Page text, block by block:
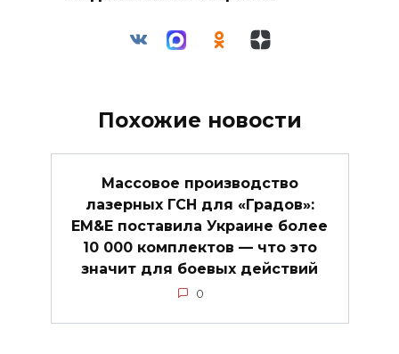
Похожие новости
Массовое производство
лазерных ГСН для «Градов»:
EM&E поставила Украине более
10 000 комплектов — что это
значит для боевых действий
0